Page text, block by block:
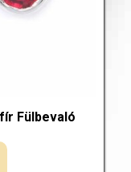
Fülbevaló